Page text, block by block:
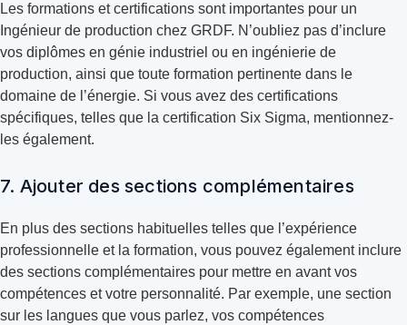
Les formations et certifications sont importantes pour un
Ingénieur de production chez GRDF. N’oubliez pas d’inclure
vos diplômes en génie industriel ou en ingénierie de
production, ainsi que toute formation pertinente dans le
domaine de l’énergie. Si vous avez des certifications
spécifiques, telles que la certification Six Sigma, mentionnez-
les également.
7. Ajouter des sections complémentaires
En plus des sections habituelles telles que l’expérience
professionnelle et la formation, vous pouvez également inclure
des sections complémentaires pour mettre en avant vos
compétences et votre personnalité. Par exemple, une section
sur les langues que vous parlez, vos compétences